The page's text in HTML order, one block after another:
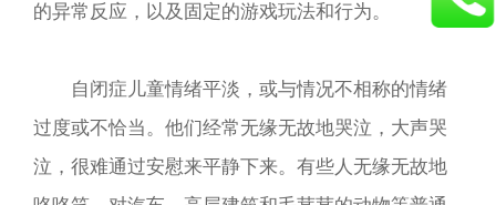
的异常反应，以及固定的游戏玩法和行为。
自闭症儿童情绪平淡，或与情况不相称的情绪
过度或不恰当。他们经常无缘无故地哭泣，大声哭
泣，很难通过安慰来平静下来。有些人无缘无故地